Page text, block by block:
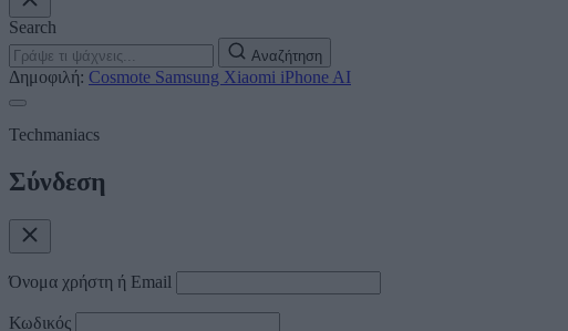
Search
Αναζήτηση
Δημοφιλή: Cosmote Samsung Xiaomi iPhone AI
Techmaniacs
Σύνδεση
Όνομα χρήστη ή Email
Κωδικός